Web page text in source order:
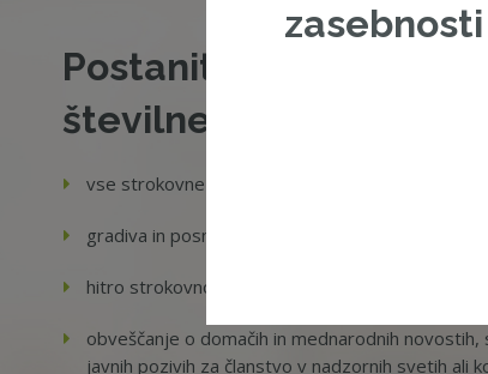
Postanite član ZNS in
številne prednosti:
vse strokovne vire, ki so potrebni za vaše delo,
gradiva in posnetke izobraževanj,
hitro strokovno pomoč in dostop do zbirke
obveščanje o domačih in mednarodnih
javnih pozivih za članstvo v nadzornih svetih ali
zasebnosti